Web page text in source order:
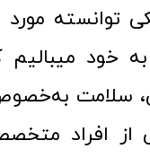
خود
سلامت
از افراد